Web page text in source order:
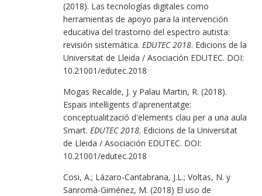
(2018). Las tecnologías digitales como
herramientas de apoyo para la intervención
educativa del trastorno del espectro autista:
revisión sistemática. EDUTEC 2018. Edicions de la
Universitat de Lleida / Asociación EDUTEC. DOI:
10.21001/edutec.2018
Mogas Recalde, J. y Palau Martin, R. (2018).
Espais intel·ligents d'aprenentatge:
conceptualització d'elements clau per a una aula
Smart. EDUTEC 2018. Edicions de la Universitat
de Lleida / Asociación EDUTEC. DOI:
10.21001/edutec.2018
Cosi, A.; Lázaro-Cantabrana, J.L.; Voltas, N. y
Sanromà-Giménez, M. (2018) El uso de